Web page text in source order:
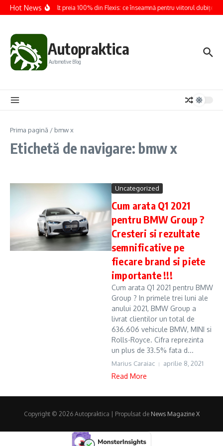
Sari la conținut
Hot NewsRenault preia 100% din Flexis: ce înseamnă pentru viitorul dubițelor
Autopraktica
Automotive Blog
Prima pagină / bmw x
Etichetă de navigare: bmw x
Uncategorized
Cum arata Q1 2021
pentru BMW Group ?
Cresteri si rezultate
semnificative pe
fiecare brand si piete
importante !!!
Cum arata Q1 2021 pentru BMW
Group ? In primele trei luni ale
anului 2021, BMW Group a
livrat clientilor un total de
636.606 vehicule BMW, MINI si
Rolls-Royce. Cifra reprezinta
un plus de 33.5% fata d...
Marius Caraiac aprilie 8, 2021
Read More
Copyright © 2026 Autopraktica | Propulsat de News Magazine X